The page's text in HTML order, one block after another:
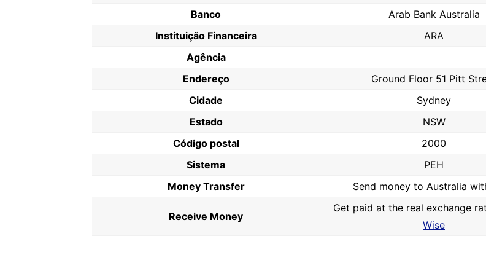
Banco
Arab Bank Australia
Instituição Financeira
ARA
Agência
Endereço
Ground Floor 51 Pitt
Cidade
Sydney
Estado
NSW
Código postal
2000
Sistema
PEH
Money Transfer
Send money to Australia
Receive Money
Get paid at the real exchange
Wise